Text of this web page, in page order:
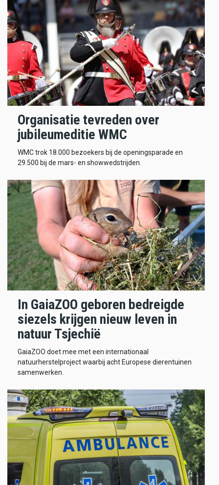
Organisatie tevreden over
jubileumeditie WMC
WMC trok 18.000 bezoekers bij de openingsparade en
29.500 bij de mars- en showwedstrijden.
In GaiaZOO geboren bedreigde
siezels krijgen nieuw leven in
natuur Tsjechië
GaiaZOO doet mee met een internationaal
natuurherstelproject waarbij acht Europese dierentuinen
samenwerken.